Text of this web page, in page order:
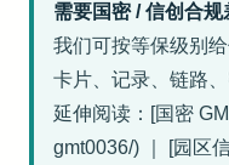
需要国密 / 信创合规
我们可按等保级别
卡片、记录、链路、
延伸阅读：[国密
gmt0036/) ｜ [园区